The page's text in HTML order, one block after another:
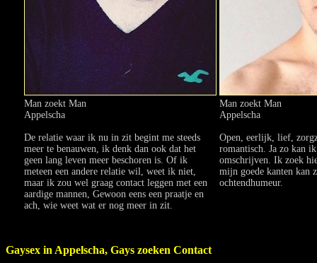
Man zoekt Man
Appelscha
De relatie waar ik nu in zit begint me steeds
meer te benauwen, ik denk dan ook dat het
geen lang leven meer beschoren is. Of ik
meteen een andere relatie wil, weet ik niet,
maar ik zou wel graag contact leggen met een
aardige mannen, Gewoon eens een praatje en
ach, wie weet wat er nog meer in zit.
Man zoekt Man
Appelscha
Open, eerlijk, lief,
romantisch. Ja zo kan
omschrijven. Ik zoek
mijn goede kanten kan
ochtendhumeur.
Gaysex in Appelscha, Gays zoeken Contact